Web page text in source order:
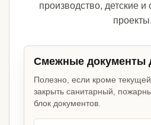
производство, детские
проекты.
Смежные документы
Полезно, если кроме
закрыть санитарный,
блок документов.